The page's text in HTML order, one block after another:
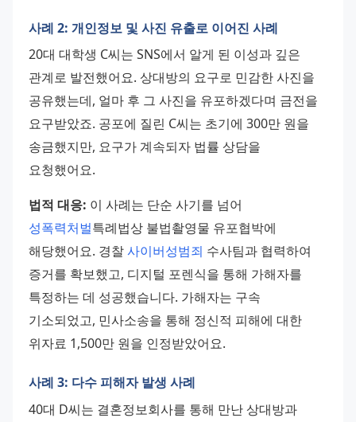
사례 2: 개인정보 및 사진 유출로 이어진 사례
20대 대학생 C씨는 SNS에서 알게 된 이성과 깊은
관계로 발전했어요. 상대방의 요구로 민감한 사진을
공유했는데, 얼마 후 그 사진을 유포하겠다며 금전을
요구받았죠. 공포에 질린 C씨는 초기에 300만 원을
송금했지만, 요구가 계속되자 법률 상담을
요청했어요.
법적 대응:
성폭력처벌특례법상 불법촬영물 유포협박에
해당했어요. 경찰 사이버성범죄 수사팀과 협력하여
증거를 확보했고, 디지털 포렌식을 통해 가해자를
특정하는 데 성공했습니다. 가해자는 구속
기소되었고, 민사소송을 통해 정신적 피해에 대한
위자료 1,500만 원을 인정받았어요.
사례 3: 다수 피해자 발생 사례
40대 D씨는 결혼정보회사를 통해 만난 상대방과